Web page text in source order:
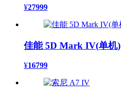
¥27999
佳能 5D Mark IV(单机)
¥16799